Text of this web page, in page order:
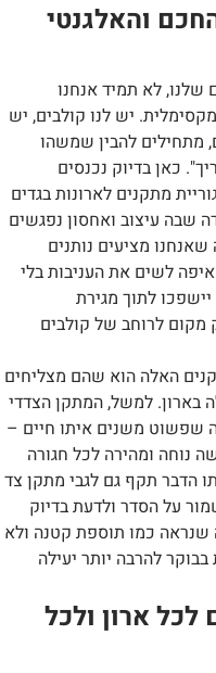
והאלגנטי
שלנו, לא תמיד אנחנו
יש לנו קולבים, יש
מתחילים להבין שמשהו
כאן בדיוק נכנסים
מתקנים לארונות בגדים
שבה עיצוב ואחסון נפגשים
מציעים נותנים
לשים את העניבות בלי
לתוך מגירת
לרוחב של קולבים
האלה הוא שהם מצליחים
בארון. למשל, המתקן הצדדי
69 מ"מ הוא כזה שפשוט משנים איתו חיים –
נוחה ומהירה לכל חגורה
הדבר תקף גם לגבי מתקן צד
על הסדר ולדעת בדיוק
כמו תוספת קטנה ולא
להרבה יותר יעילה
ארון ולכל